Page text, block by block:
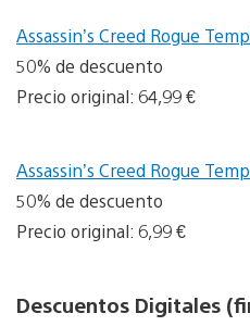
Assassin’s Creed Rogue
50% de descuento
Precio original: 64,99 €
Assassin’s Creed Rogue
50% de descuento
Precio original: 6,99 €
Descuentos Digitales